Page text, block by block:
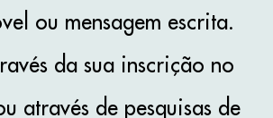
ou mensagem escrita.
da sua inscrição no
através de pesquisas de